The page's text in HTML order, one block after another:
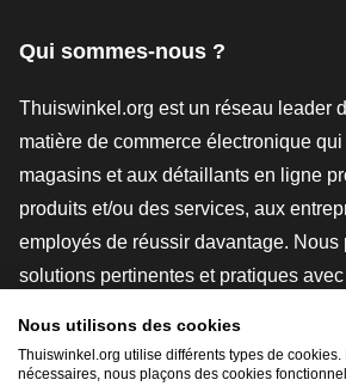
Qui sommes-nous ?
Thuiswinkel.org est un réseau leader
matière de commerce électronique
magasins et aux détaillants en ligne
produits et/ou des services, aux
employés de réussir davantage. Nous
solutions pertinentes et pratiques
études de marché, et nous disposons
Nous utilisons des cookies
Thuiswinkel.org utilise différents types de
nécessaires, nous plaçons des cookies